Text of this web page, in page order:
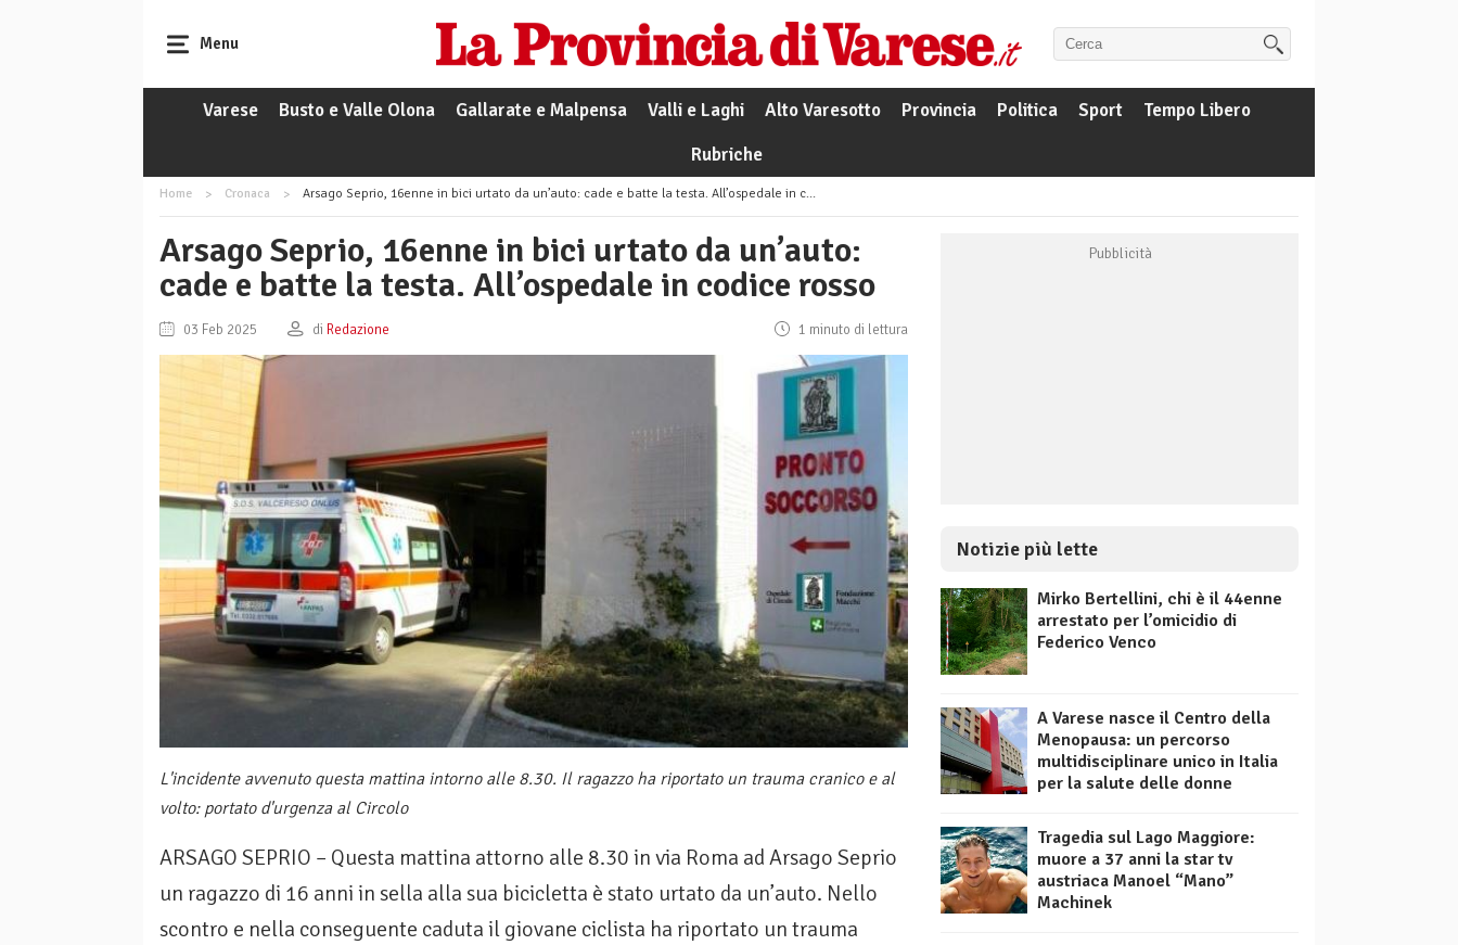
Menu
Varese Busto e Valle Olona Gallarate e Malpensa Valli e Laghi Alto Varesotto Provincia Politica Sport
Tempo Libero
Rubriche
Home Cronaca Arsago Seprio, 16enne in bici urtato da un’auto: cade e batte la testa. All’ospedale in codice rosso
Arsago Seprio, 16enne in bici urtato da un’auto:
cade e batte la testa. All’ospedale in codice rosso
03 Feb 2025 di Redazione 1 minuto di lettura
L'incidente avvenuto questa mattina intorno alle 8.30. Il ragazzo ha riportato un trauma cranico e al
volto: portato d'urgenza al Circolo
ARSAGO SEPRIO – Questa mattina attorno alle 8.30 in via Roma ad Arsago Seprio
un ragazzo di 16 anni in sella alla sua bicicletta è stato urtato da un’auto. Nello
scontro e nella conseguente caduta il giovane ciclista ha riportato un trauma
Notizie più lette
Mirko Bertellini, chi è il 44enne
arrestato per l’omicidio di
Federico Venco
A Varese nasce il Centro della
Menopausa: un percorso
multidisciplinare unico in Italia
per la salute delle donne
Tragedia sul Lago Maggiore:
muore a 37 anni la star tv
austriaca Manoel “Mano”
Machinek